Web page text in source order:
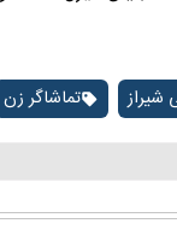
شیراز تماشاگر زن